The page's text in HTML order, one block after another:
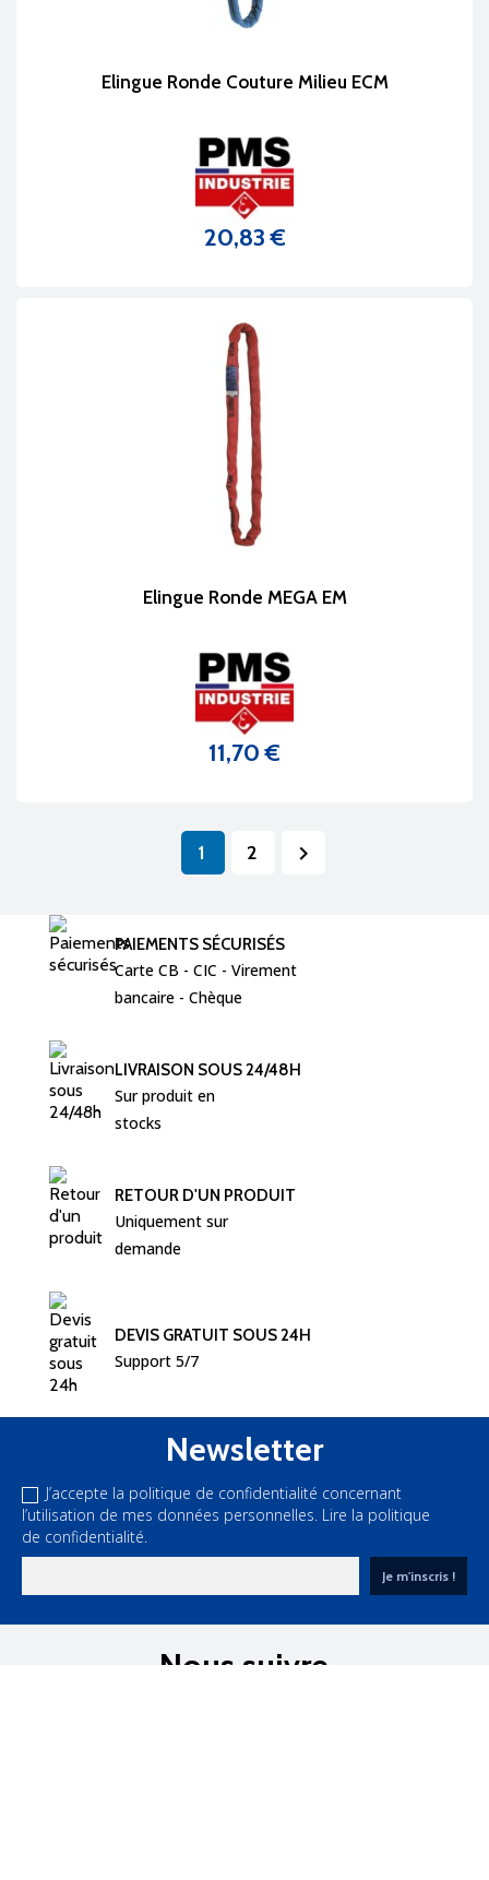
Elingue Ronde Couture Milieu ECM
Prix
20,83 €
Elingue Ronde MEGA EM
Prix
11,70 €
1 2 
PAIEMENTS SÉCURISÉS
Carte CB - CIC - Virement
bancaire - Chèque
LIVRAISON SOUS 24/48H
Sur produit en
stocks
RETOUR D'UN PRODUIT
Uniquement sur
demande
DEVIS GRATUIT SOUS 24H
Support 5/7
Newsletter
J’accepte la politique de confidentialité concernant
l’utilisation de mes données personnelles. Lire la politique
de confidentialité.
Nous suivre